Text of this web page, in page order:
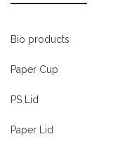
Bio products
Paper Cup
PS Lid
Paper Lid